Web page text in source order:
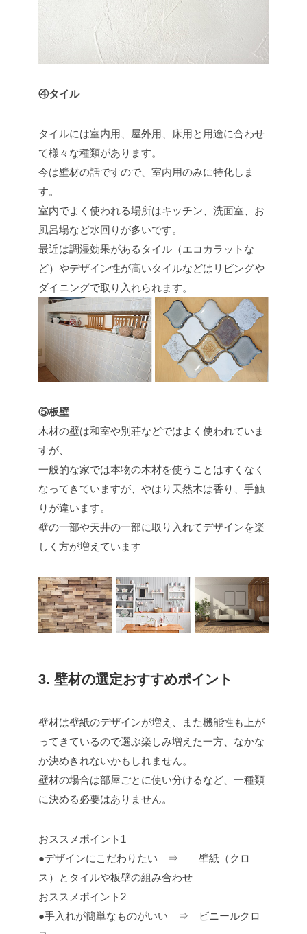
④タイル
タイルには室内用、屋外用、床用と用途に合わせ
て様々な種類があります。
今は壁材の話ですので、室内用のみに特化しま
す。
室内でよく使われる場所はキッチン、洗面室、お
風呂場など水回りが多いです。
最近は調湿効果があるタイル（エコカラットな
ど）やデザイン性が高いタイルなどはリビングや
ダイニングで取り入れられます。
⑤板壁
木材の壁は和室や別荘などではよく使われていま
すが、
一般的な家では本物の木材を使うことはすくなく
なってきていますが、やはり天然木は香り、手触
りが違います。
壁の一部や天井の一部に取り入れてデザインを楽
しく方が増えています
3. 壁材の選定おすすめポイント
壁材は壁紙のデザインが増え、また機能性も上が
ってきているので選ぶ楽しみ増えた一方、なかな
か決めきれないかもしれません。
壁材の場合は部屋ごとに使い分けるなど、一種類
に決める必要はありません。
おススメポイント1
●デザインにこだわりたい ⇒ 壁紙（クロ
ス）とタイルや板壁の組み合わせ
おススメポイント2
●手入れが簡単なものがいい ⇒ ビニールクロ